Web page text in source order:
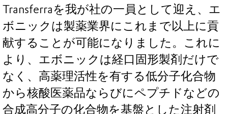
Transferraを我が社の一員として迎え、エ
ボニックは製薬業界にこれまで以上に貢
献することが可能になりました。これに
より、エボニックは経口固形製剤だけで
なく、高薬理活性を有する低分子化合物
から核酸医薬品ならびにペプチドなどの
合成高分子の化合物を基盤とした注射剤